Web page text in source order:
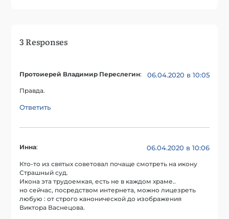
3 Responses
Протоиерей Владимир Переслегин: 06.04.2020 в 10:05
Правда.
Ответить
Инна: 06.04.2020 в 10:06
Кто-то из святых советовал почаще смотреть на икону
Страшный суд.
Икона эта трудоемкая, есть не в каждом храме..
но сейчас, посредством интернета, можно лицезреть
любую : от строго канонической до изображения
Виктора Васнецова.